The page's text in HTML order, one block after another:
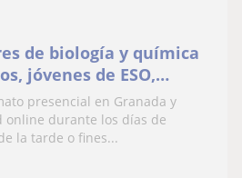
de biología y química
jóvenes de ESO,
presencial en Granada y
durante los días de
la tarde o fines...